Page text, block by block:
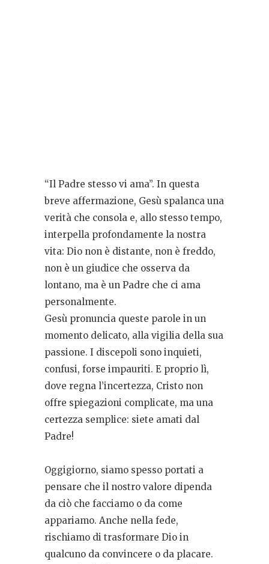
“Il Padre stesso vi ama”. In questa
breve affermazione, Gesù spalanca una
verità che consola e, allo stesso tempo,
interpella profondamente la nostra
vita: Dio non è distante, non è freddo,
non è un giudice che osserva da
lontano, ma è un Padre che ci ama
personalmente.
Gesù pronuncia queste parole in un
momento delicato, alla vigilia della sua
passione. I discepoli sono inquieti,
confusi, forse impauriti. E proprio lì,
dove regna l’incertezza, Cristo non
offre spiegazioni complicate, ma una
certezza semplice: siete amati dal
Padre!
Oggigiorno, siamo spesso portati a
pensare che il nostro valore dipenda
da ciò che facciamo o da come
appariamo. Anche nella fede,
rischiamo di trasformare Dio in
qualcuno da convincere o da placare.